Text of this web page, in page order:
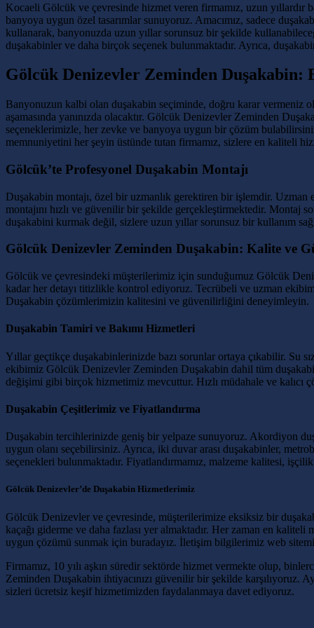
Kocaeli Gölcük ve çevresinde hizmet veren firmamız, uzun
banyoya uygun özel tasarımlar sunuyoruz. Amacımız, sadece
kullanarak, banyonuzda uzun yıllar sorunsuz bir şekilde
duşakabinler ve daha birçok seçenek bulunmaktadır. Ayrıca,
Gölcük Denizevler Zeminden Duşakabin:
Banyonuzun kalbi olan duşakabin seçiminde, doğru karar vermeniz
aşamasında yanınızda olacaktır. Gölcük Denizevler Zeminden
seçeneklerimizle, her zevke ve banyoya uygun bir çözüm
memnuniyetini her şeyin üstünde tutan firmamız, sizlere en kaliteli
Gölcük’te Profesyonel Duşakabin Montajı
Duşakabin montajı, özel bir uzmanlık gerektiren bir işlemdir.
montajını hızlı ve güvenilir bir şekilde gerçekleştirmektedir. Montaj
duşakabini kurmak değil, sizlere uzun yıllar sorunsuz bir kullanım
Gölcük Denizevler Zeminden Duşakabin: Kalite ve
Gölcük ve çevresindeki müşterilerimiz için sunduğumuz Gölcük
kadar her detayı titizlikle kontrol ediyoruz. Tecrübeli ve uzman
Duşakabin çözümlerimizin kalitesini ve güvenilirliğini deneyimleyin.
Duşakabin Tamiri ve Bakımı Hizmetleri
Yıllar geçtikçe duşakabinlerinizde bazı sorunlar ortaya çıkabilir. Su
ekibimiz Gölcük Denizevler Zeminden Duşakabin dahil tüm
değişimi gibi birçok hizmetimiz mevcuttur. Hızlı müdahale ve kalıcı
Duşakabin Çeşitlerimiz ve Fiyatlandırma
Duşakabin tercihlerinizde geniş bir yelpaze sunuyoruz. Akordiyon
uygun olanı seçebilirsiniz. Ayrıca, iki duvar arası duşakabinler,
seçenekleri bulunmaktadır. Fiyatlandırmamız, malzeme kalitesi,
Gölcük Denizevler’de Duşakabin Hizmetlerimiz
Gölcük Denizevler ve çevresinde, müşterilerimize eksiksiz bir
kaçağı giderme ve daha fazlası yer almaktadır. Her zaman en
uygun çözümü sunmak için buradayız. İletişim bilgilerimiz web
Firmamız, 10 yılı aşkın süredir sektörde hizmet vermekte olup,
Zeminden Duşakabin ihtiyacınızı güvenilir bir şekilde karşılıyoruz.
sizleri ücretsiz keşif hizmetimizden faydalanmaya davet ediyoruz.